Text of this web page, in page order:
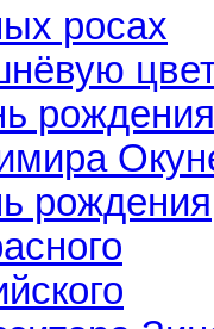
росах
рождения
рождения